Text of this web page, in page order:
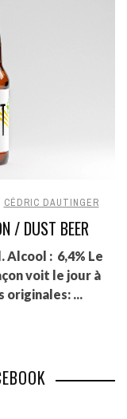
CÉDRIC DAUTINGER
/ DUST BEER
Alcool : 6,4% Le
voit le jour à
originales: ...